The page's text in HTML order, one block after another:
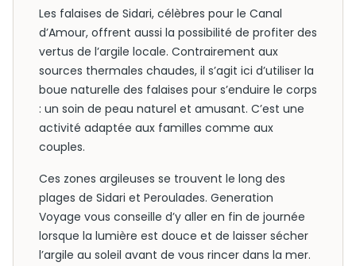
Les falaises de Sidari, célèbres pour le Canal
d’Amour, offrent aussi la possibilité de profiter des
vertus de l’argile locale. Contrairement aux
sources thermales chaudes, il s’agit ici d’utiliser la
boue naturelle des falaises pour s’enduire le corps
: un soin de peau naturel et amusant. C’est une
activité adaptée aux familles comme aux
couples.
Ces zones argileuses se trouvent le long des
plages de Sidari et Peroulades. Generation
Voyage vous conseille d’y aller en fin de journée
lorsque la lumière est douce et de laisser sécher
l’argile au soleil avant de vous rincer dans la mer.